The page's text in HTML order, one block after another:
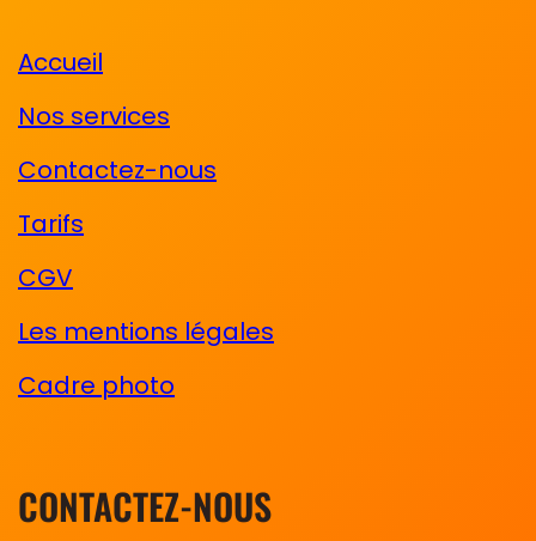
Accueil
Nos services
Contactez-nous
Tarifs
CGV
Les mentions légales
Cadre photo
CONTACTEZ-NOUS